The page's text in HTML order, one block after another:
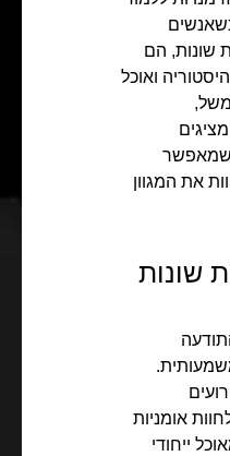
שונות, הם
ואוכל
שמאפשר
את המגוון
שונות
אומניות
ייחודי